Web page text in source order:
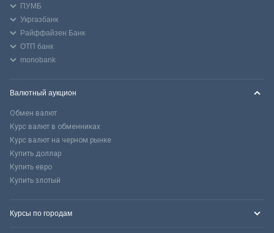
ПУМБ
Укргазбанк
Райффайзен Банк
ОТП банк
monobank
Валютный аукцион
Обмен валют
Курс валют в обменниках
Курс валют на черном рынке
Купить доллар
Купить евро
Купить злотый
Курсы по городам